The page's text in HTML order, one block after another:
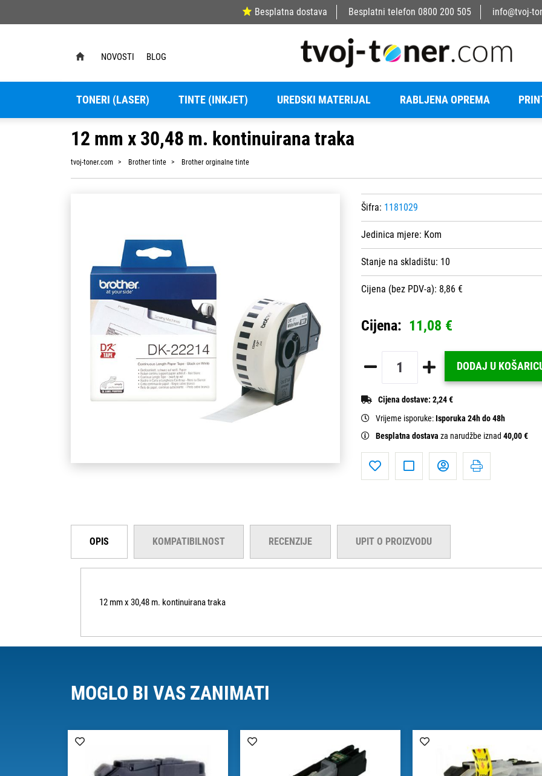
Besplatna dostava Besplatni telefon 0800 200 505 info@tvoj-
NOVOSTI BLOG
TONERI (LASER) TINTE (INKJET) UREDSKI MATERIJAL RABLJENA OPREMA
12 mm x 30,48 m. kontinuirana traka
tvoj-toner.com Brother tinte Brother orginalne tinte
Šifra: 1181029
Jedinica mjere: Kom
Stanje na skladištu: 10
Cijena (bez PDV-a): 8,86 €
Cijena: 11,08 €
DODAJ U
Cijena dostave: 2,24 €
Vrijeme isporuke:Isporuka 24h do 48h
Besplatna dostava za narudžbe iznad 40,00 €
OPIS KOMPATIBILNOST RECENZIJE UPIT O PROIZVODU
12 mm x 30,48 m. kontinuirana traka
MOGLO BI VAS ZANIMATI